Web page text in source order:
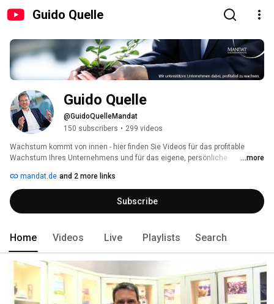
Guido Quelle
Guido Quelle
@GuidoQuelleMandat
150 subscribers • 299 videos
Wachstum kommt von innen - hier finden Sie Videos für das profitable
Wachstum Ihres Unternehmens und für das eigene, persönliche
...more
mandat.de and 2 more links
Subscribe
Home Videos Live Playlists Search